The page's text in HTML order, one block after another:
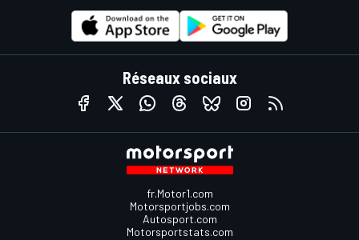
Réseaux sociaux
fr.Motor1.com
Motorsportjobs.com
Autosport.com
Motorsportstats.com